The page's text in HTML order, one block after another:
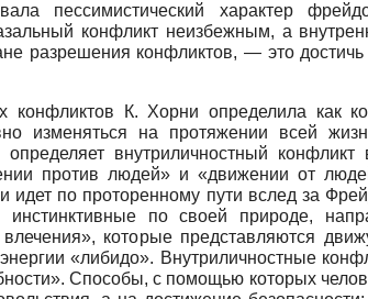
пессимистический характер
конфликт неизбежным, а
разрешения конфликтов, — это
К. Хорни определила как
изменяться на протяжении всей
внутриличностный
против людей» и «движении от
идет по проторенному пути вслед за
инстинктивные по своей природе,
которые представляются
«либидо». Внутриличностные
Способы, с помощью которых